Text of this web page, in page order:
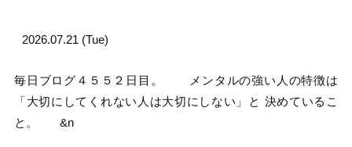
2026.07.21 (Tue)
毎日ブログ４５５２日目。 メンタルの強い人の特徴は
「大切にしてくれない人は大切にしない」と 決めているこ
と。 &n